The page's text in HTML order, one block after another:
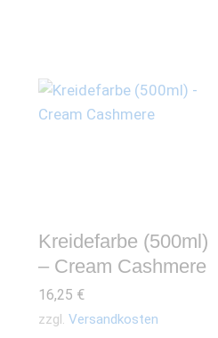
Kreidefarbe (500ml)
– Cream Cashmere
16,25 €
zzgl. Versandkosten